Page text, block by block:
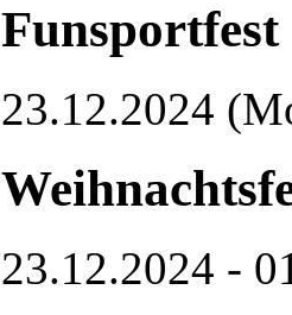
Funsportfest
23.12.2024
23.12.2024 -